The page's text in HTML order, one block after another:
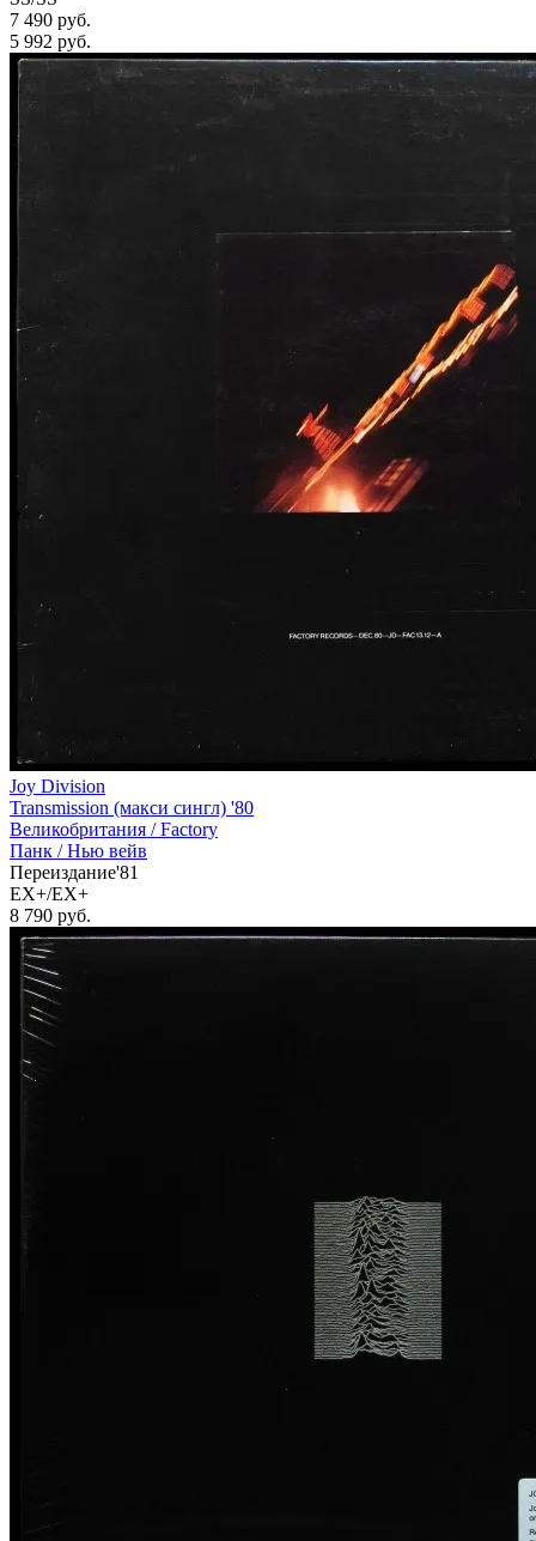
7 490 руб.
5 992 руб.
Joy Division
Transmission (макси сингл) '80
Великобритания /Factory
Панк / Нью вейв
Переиздание'81
EX+/EX+
8 790 руб.